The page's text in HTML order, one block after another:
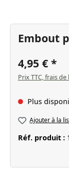
Embout
4,95 €
Prix TTC, frais
Plus
Ajouter à la
Réf. produit :